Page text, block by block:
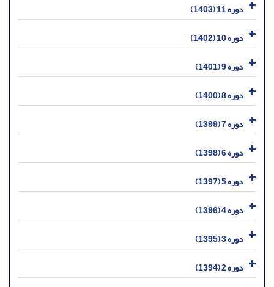
دوره 11 (1403)
دوره 10 (1402)
دوره 9 (1401)
دوره 8 (1400)
دوره 7 (1399)
دوره 6 (1398)
دوره 5 (1397)
دوره 4 (1396)
دوره 3 (1395)
دوره 2 (1394)